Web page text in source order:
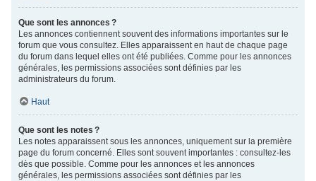
Que sont les annonces ?
Les annonces contiennent souvent des informations importantes sur le
forum que vous consultez. Elles apparaissent en haut de chaque page
du forum dans lequel elles ont été publiées. Comme pour les annonces
générales, les permissions associées sont définies par les
administrateurs du forum.
Haut
Que sont les notes ?
Les notes apparaissent sous les annonces, uniquement sur la première
page du forum concerné. Elles sont souvent importantes : consultez-les
dès que possible. Comme pour les annonces et les annonces
générales, les permissions associées sont définies par les